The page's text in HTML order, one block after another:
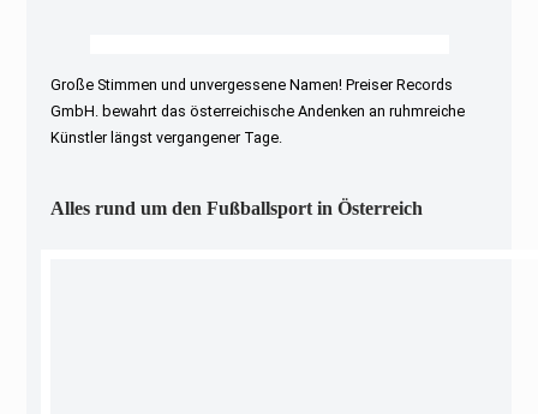
Große Stimmen und unvergessene Namen! Preiser Records
GmbH. bewahrt das österreichische Andenken an ruhmreiche
Künstler längst vergangener Tage.
Alles rund um den Fußballsport in Österreich